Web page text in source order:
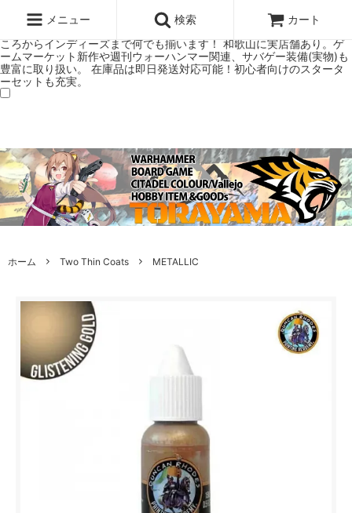
ミアムショップTORAYAMA。通販・オンラインショップです！ ウォー
ハンマーとボードゲームのことなら当店へ！ボードゲームもメジャーど
ころからインディーズまで何でも揃います！ 和歌山に実店舗あり。ゲ
ームマーケット新作や週刊ウォーハンマー関連、サバゲー装備(実物)も
豊富に取り扱い。 在庫品は即日発送対応可能！初心者向けのスタータ
ーセットも充実。
メニュー 検索 カート
ホーム Two Thin Coats METALLIC